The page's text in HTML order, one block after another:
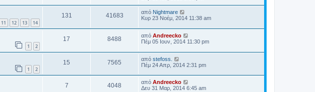
11 12 13 14
131 41683 από Nightmare
Κυρ 23 Νοέμ, 2014 11:38 am
1 2
17 8488 από Andreecko
Πέμ 05 Ιουν, 2014 11:30 pm
1 2
15 7565 από stefoss.
Πέμ 24 Απρ, 2014 2:31 pm
7 4048 από Andreecko
Δευ 31 Μαρ, 2014 6:45 am